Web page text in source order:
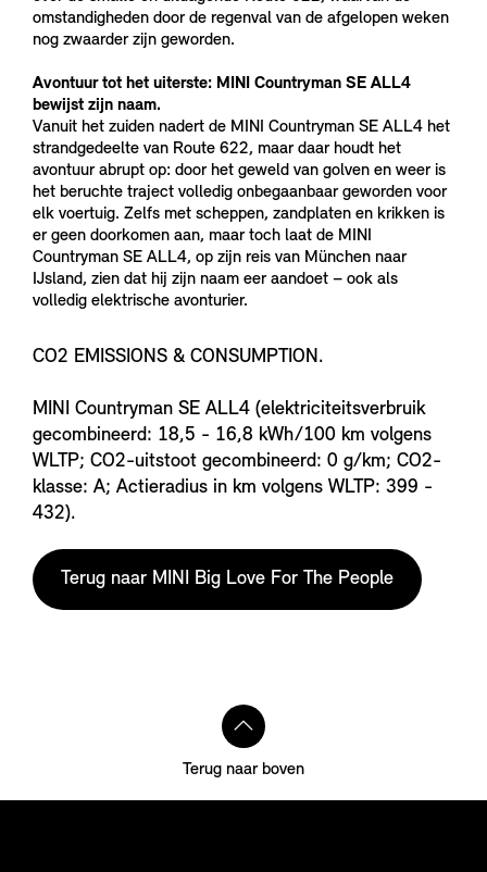
omstandigheden door de regenval van de afgelopen weken
nog zwaarder zijn geworden.
Avontuur tot het uiterste: MINI Countryman SE ALL4
bewijst zijn naam.
Vanuit het zuiden nadert de MINI Countryman SE ALL4 het
strandgedeelte van Route 622, maar daar houdt het
avontuur abrupt op: door het geweld van golven en weer is
het beruchte traject volledig onbegaanbaar geworden voor
elk voertuig. Zelfs met scheppen, zandplaten en krikken is
er geen doorkomen aan, maar toch laat de MINI
Countryman SE ALL4, op zijn reis van München naar
IJsland, zien dat hij zijn naam eer aandoet – ook als
volledig elektrische avonturier.
CO2 EMISSIONS & CONSUMPTION.
MINI Countryman SE ALL4 (elektriciteitsverbruik
gecombineerd: 18,5 - 16,8 kWh/100 km volgens
WLTP; CO2-uitstoot gecombineerd: 0 g/km; CO2-
klasse: A; Actieradius in km volgens WLTP: 399 -
432).
Terug naar MINI Big Love For The People
Terug naar boven